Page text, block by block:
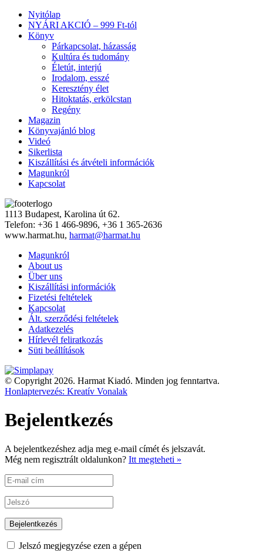
Nyitólap
NYÁRI AKCIÓ – 999 Ft-tól
Könyv
Párkapcsolat, házasság
Kultúra és tudomány
Életút, interjú
Irodalom, esszé
Keresztény élet
Hitoktatás, erkölcstan
Regény
Magazin
Könyvajánló blog
Videó
Sikerlista
Kiszállítási és átvételi információk
Magunkról
Kapcsolat
1113 Budapest, Karolina út 62.
Telefon: +36 1 466-9896, +36 1 365-2636
www.harmat.hu, harmat@harmat.hu
Magunkról
About us
Über uns
Kiszállítási információk
Fizetési feltételek
Kapcsolat
Ált. szerződési feltételek
Adatkezelés
Hírlevél feliratkozás
Süti beállítások
© Copyright 2026. Harmat Kiadó. Minden jog fenntartva.
Honlaptervezés: Kreatív Vonalak
Bejelentkezés
A bejelentkezéshez adja meg e-mail címét és jelszavát.
Még nem regisztrált oldalunkon? Itt megteheti »
Jelszó megjegyzése ezen a gépen